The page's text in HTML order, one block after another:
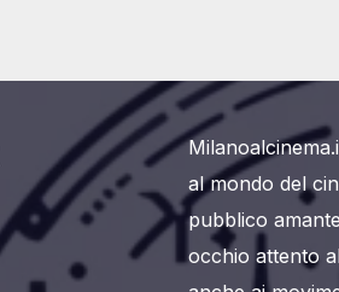
al mondo del
pubblico
occhio attento